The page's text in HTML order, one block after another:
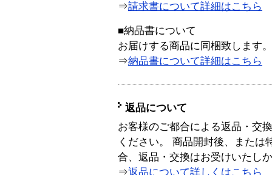
⇒請求書について詳細はこちら
■納品書について
お届けする商品に同梱致します。
⇒納品書について詳細はこちら
返品について
お客様のご都合による返品・交
ください。 商品開封後、または
合、返品・交換はお受けいたし
⇒返品について詳しくはこちら